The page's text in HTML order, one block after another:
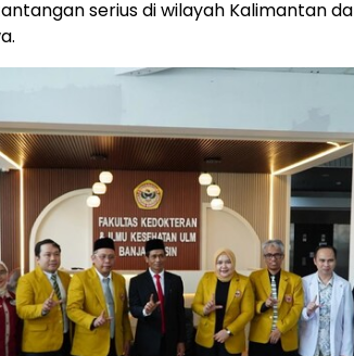
serius di wilayah Kalimantan